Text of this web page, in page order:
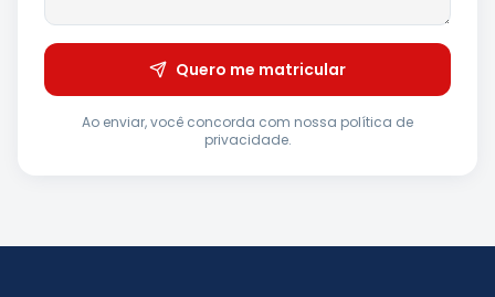
Quero me matricular
Ao enviar, você concorda com nossa política de
privacidade.